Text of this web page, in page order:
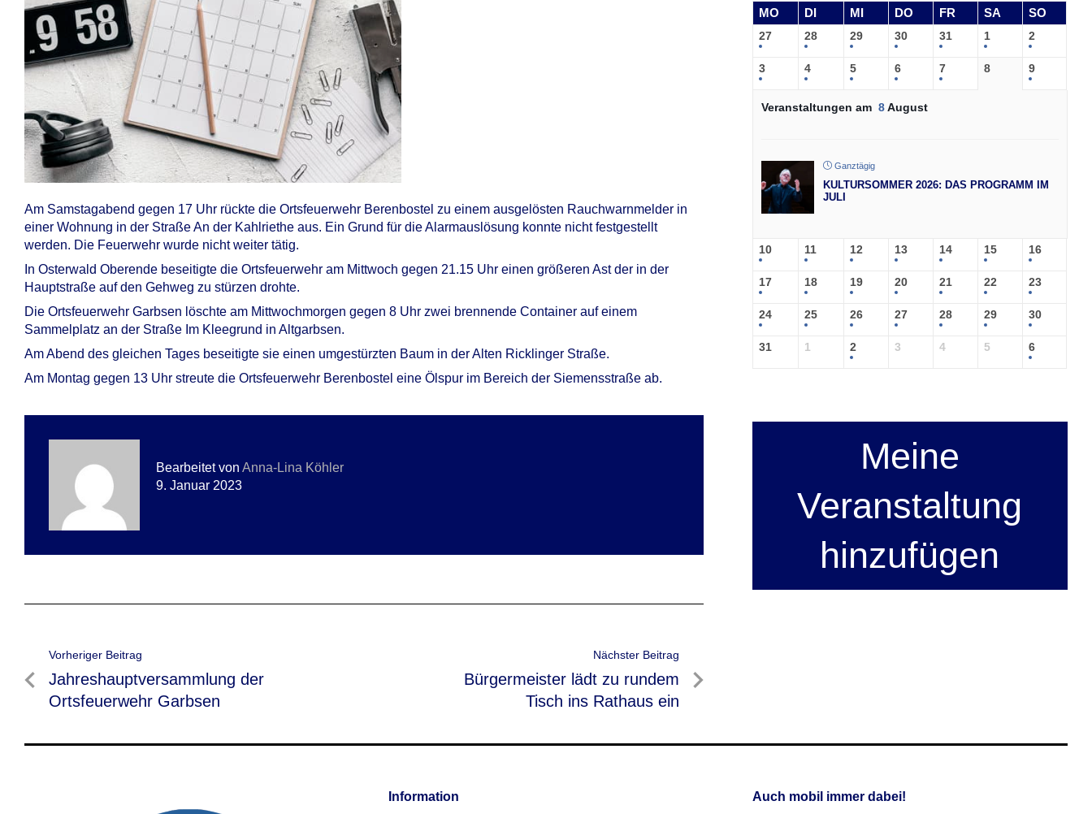
Am Samstagabend gegen 17 Uhr rückte die Ortsfeuerwehr Berenbostel zu einem ausgelösten Rauchwarnmelder in
einer Wohnung in der Straße An der Kahlriethe aus. Ein Grund für die Alarmauslösung konnte nicht festgestellt
werden. Die Feuerwehr wurde nicht weiter tätig.
In Osterwald Oberende beseitigte die Ortsfeuerwehr am Mittwoch gegen 21.15 Uhr einen größeren Ast der in der
Hauptstraße auf den Gehweg zu stürzen drohte.
Die Ortsfeuerwehr Garbsen löschte am Mittwochmorgen gegen 8 Uhr zwei brennende Container auf einem
Sammelplatz an der Straße Im Kleegrund in Altgarbsen.
Am Abend des gleichen Tages beseitigte sie einen umgestürzten Baum in der Alten Ricklinger Straße.
Am Montag gegen 13 Uhr streute die Ortsfeuerwehr Berenbostel eine Ölspur im Bereich der Siemensstraße ab.
Bearbeitet von Anna-Lina Köhler
9. Januar 2023
Beitragsnavigation
Vorheriger Beitrag
Vorheriger
Beitrag
Jahreshauptversammlung der
Ortsfeuerwehr Garbsen
Nächster Beitrag
Nächster
Bürgermeister lädt zu rundem
Tisch ins Rathaus ein
MO DI MI DO FR SA SO
27 28 29 30 31 1 2
3 4 5 6 7 8 9
Veranstaltungen am 8August
Ganztägig
KULTURSOMMER 2026: DAS PROGRAMM IM
JULI
10 11 12 13 14 15 16
17 18 19 20 21 22 23
24 25 26 27 28 29 30
31 1 2 3 4 5 6
Meine
Veranstaltung
hinzufügen
Information Auch mobil immer dabei!